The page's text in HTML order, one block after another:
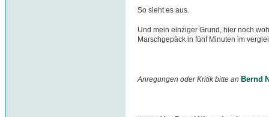
So sieht es aus.
Und mein einziger Grund, hier noch
Marschgepäck in fünf Minuten im
Anregungen oder Kritik bitte an Bernd